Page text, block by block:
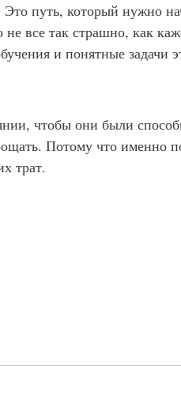
путь, который нужно
все так страшно, как
и понятные задачи
чтобы они были
Потому что именно
трат.